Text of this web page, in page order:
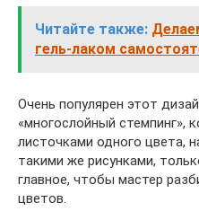
Читайте также:
гель-лаком
Очень популярен этот
«многослойный стемпинг»,
листочками одного цвета,
такими же рисунками,
главное, чтобы мастер
цветов.